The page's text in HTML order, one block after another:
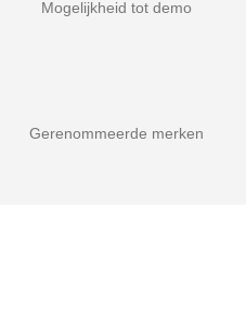
Mogelijkheid tot demo
Gerenommeerde merken